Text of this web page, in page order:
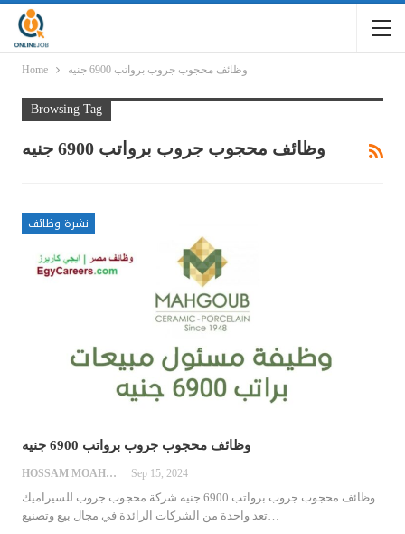
Home وظائف محجوب جروب برواتب 6900 جنيه
Browsing Tag
وظائف محجوب جروب برواتب 6900 جنيه
نشرة وظائف
وظائف محجوب جروب برواتب 6900 جنيه
HOSSAM MOAHMED Sep 15, 2024
وظائف محجوب جروب برواتب 6900 جنيه
شركة محجوب جروب للسيراميك
تعد واحدة من الشركات الرائدة في مجال بيع وتصنيع